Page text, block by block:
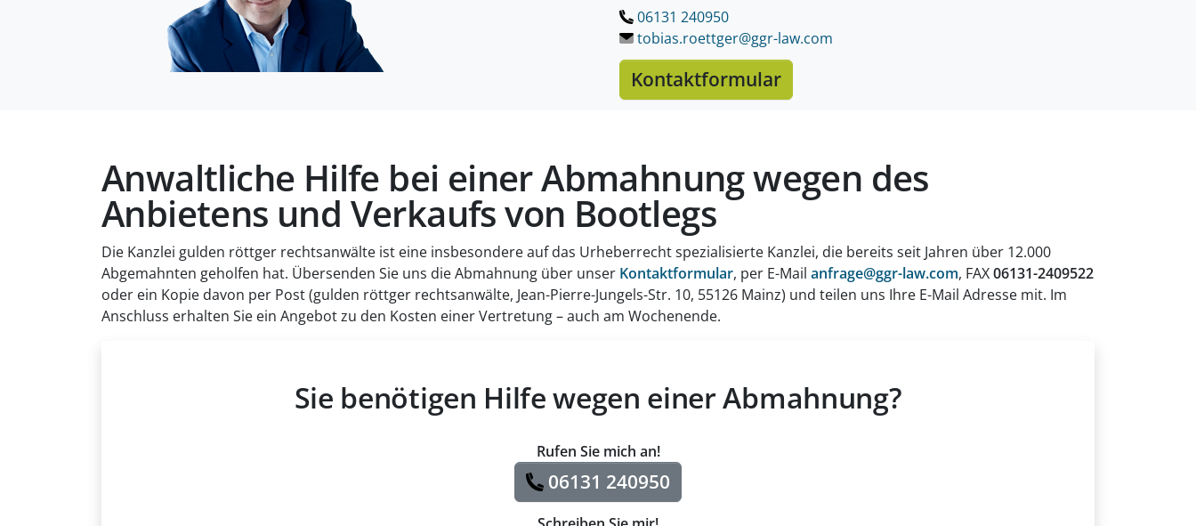
06131 240950
tobias.roettger@ggr-law.LÖSCHEN.
com
Kontaktformular
Anwaltliche Hilfe bei einer Abmahnung wegen des
Anbietens und Verkaufs von Bootlegs
Die Kanzlei gulden röttger rechtsanwälte ist eine insbesondere auf das Urheberrecht spezialisierte Kanzlei, die bereits seit Jahren über 12.000
Abgemahnten geholfen hat. Übersenden Sie uns die Abmahnung über unser Kontaktformular, per E-Mail anfrage@ggr-law.com, FAX06131-2409522
oder ein Kopie davon per Post (gulden röttger rechtsanwälte, Jean-Pierre-Jungels-Str. 10, 55126 Mainz) und teilen uns Ihre E-Mail Adresse mit. Im
Anschluss erhalten Sie ein Angebot zu den Kosten einer Vertretung – auch am Wochenende.
Sie benötigen Hilfe wegen einer Abmahnung?
Rufen Sie mich an!
06131 240950